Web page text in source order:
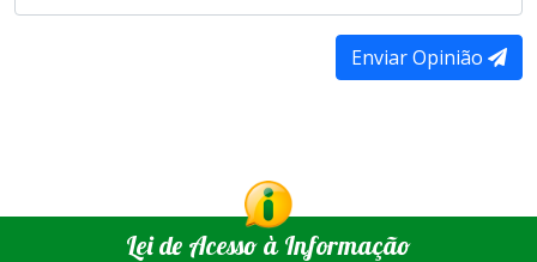
Enviar Opinião
Lei de Acesso à Informação